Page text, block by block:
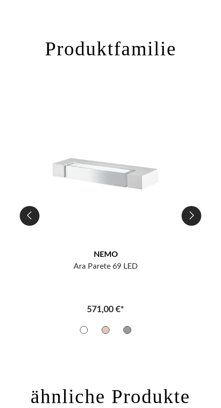
Produktfamilie
NEMO
Ara Parete 69 LED
571,00 €*
ähnliche Produkte